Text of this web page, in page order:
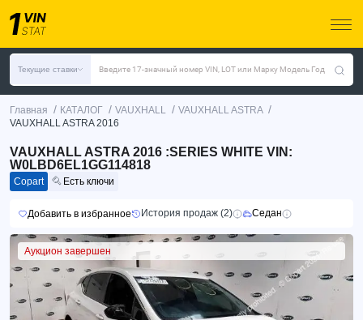
Текущие ставки Введите 17-значный номер VIN, LOT или Марку Модель Год
Главная / КАТАЛОГ / VAUXHALL / VAUXHALL ASTRA /
VAUXHALL ASTRA 2016
VAUXHALL ASTRA 2016 :SERIES WHITE VIN:
W0LBD6EL1GG114818
Copart Есть ключи
Добавить в избранное История продаж (2) Седан
Аукцион завершен